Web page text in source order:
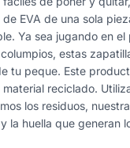
EVA de una sola
Ya sea jugando en el
estas
tu peque. Este
reciclado.
los residuos,
la huella que generan